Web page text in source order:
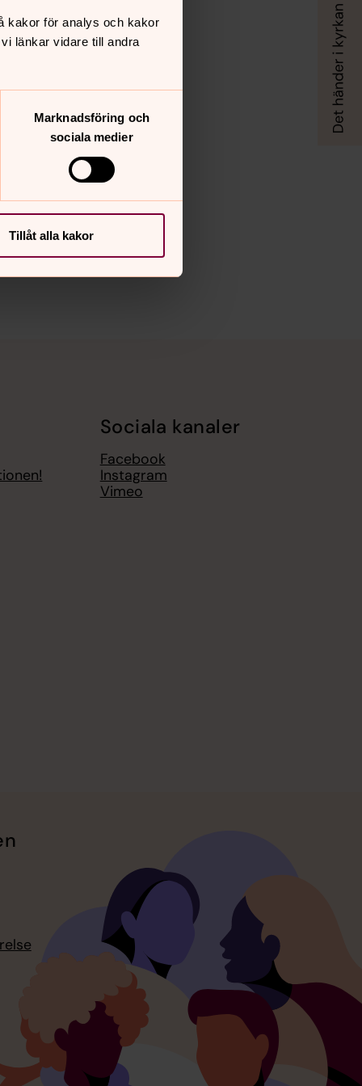
kakor för analys och kakor
länkar vidare till andra
Marknadsföring och
sociala medier
Tillåt alla kakor
Sociala kanaler
Facebook
Instagram
Vimeo